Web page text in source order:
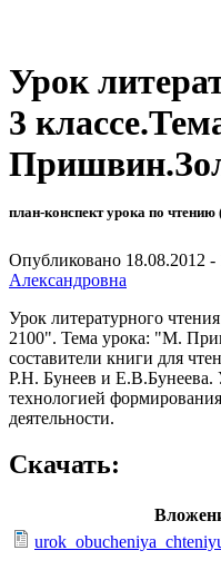
Урок
3
план-конспект урока по чтению
Опубликовано 18.08.2012 -
Александровна
Урок литературного
2100". Тема урока: "М.
составители книги для
Р.Н. Бунеев и Е.В.Бунеева.
технологией
деятельности.
Скачать: